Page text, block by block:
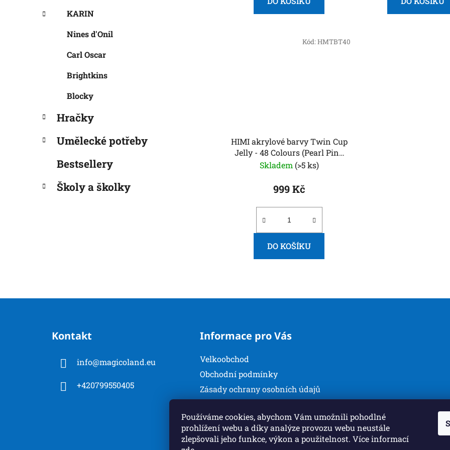
Používáme cookies, abychom Vám umožnili pohodlné
prohlížení webu a díky analýze provozu webu neustále
zlepšovali jeho funkce, výkon a použitelnost. Více informací
KARIN
Nines d'Onil
Carl Oscar
Brightkins
Blocky
Hračky
Umělecké potřeby
Bestsellery
Školy a školky
HIMI akrylové barvy Twin Cup
Jelly - 48 Colours (Pearl Pink
Case)
Skladem (>5 ks)
999 Kč
DO KOŠÍKU
Kód:HMTBT40
v
v
Kontakt
info@magicoland.eu
+420799550405
Informace pro Vás
Velkoobchod
Obchodní podmínky
Zásady ochrany osobních údajů